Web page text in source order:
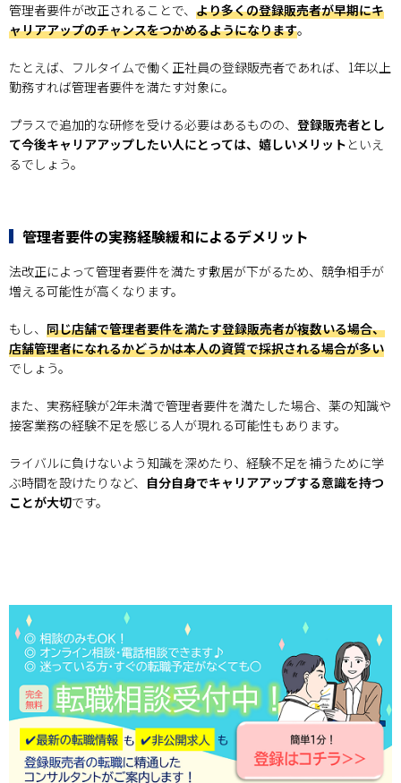
管理者要件が改正されることで、 より多くの登録販売者が早期にキ
ャリアアップのチャンスをつかめるようになります。
たとえば、フルタイムで働く正社員の登録販売者であれば、1年以上
勤務すれば管理者要件を満たす対象に。
プラスで追加的な研修を受ける必要はあるものの、 登録販売者とし
て今後キャリアアップしたい人にとっては、嬉しいメリット といえ
るでしょう。
管理者要件の実務経験緩和によるデメリット
法改正によって管理者要件を満たす敷居が下がるため、競争相手が
増える可能性が高くなります。
もし、 同じ店舗で管理者要件を満たす登録販売者が複数いる場合、
店舗管理者になれるかどうかは本人の資質で採択される場合が多い
でしょう。
また、実務経験が2年未満で管理者要件を満たした場合、薬の知識や
接客業務の経験不足を感じる人が現れる可能性もあります。
ライバルに負けないよう知識を深めたり、経験不足を補うために学
ぶ時間を設けたりなど、 自分自身でキャリアアップする意識を持つ
ことが大切です。